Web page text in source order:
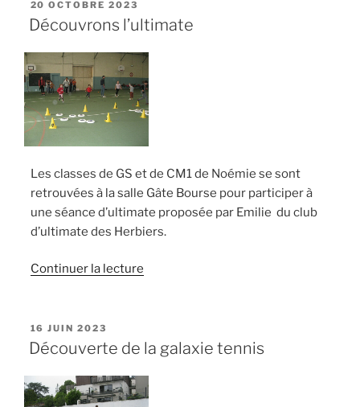
PUBLIÉ
LE
20 OCTOBRE 2023
Découvrons l’ultimate
Les classes de GS et de CM1 de Noémie se sont
retrouvées à la salle Gâte Bourse pour participer à
une séance d’ultimate proposée par Emilie du club
d’ultimate des Herbiers.
Continuer la lecturede
PUBLIÉ
LE
16 JUIN 2023
Découverte de la galaxie tennis